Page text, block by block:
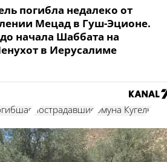
погибла недалеко от
Мецад в Гуш-Эционе.
начала Шаббата на
в Иерусалиме
пострадавшие Эмуна Кугель